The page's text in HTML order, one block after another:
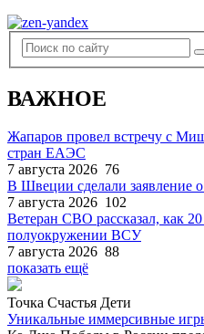
ВАЖНОЕ
Жапаров провел встречу с
стран ЕАЭС
7 августа 2026 76
В Швеции сделали заявление
7 августа 2026 102
Ветеран СВО рассказал, как
полуокружении ВСУ
7 августа 2026 88
показать ещё
Точка Счастья Дети
Уникальные иммерсивные